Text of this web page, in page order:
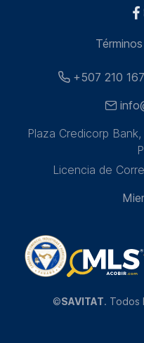
+507 210
Plaza Credicorp
Licencia de
©SAVITAT. Todos